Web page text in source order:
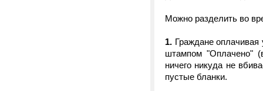
Можно разделить во
1. Граждане оплачивая
штампом "Оплачено"
ничего никуда не
пустые бланки.